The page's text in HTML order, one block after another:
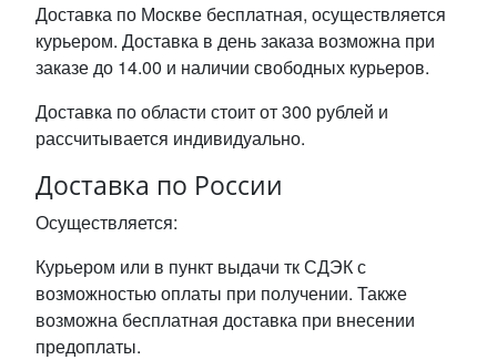
Доставка по Москве бесплатная, осуществляется
курьером. Доставка в день заказа возможна при
заказе до 14.00 и наличии свободных курьеров.
Доставка по области стоит от 300 рублей и
рассчитывается индивидуально.
Доставка по России
Осуществляется:
Курьером или в пункт выдачи тк СДЭК с
возможностью оплаты при получении. Также
возможна бесплатная доставка при внесении
предоплаты.